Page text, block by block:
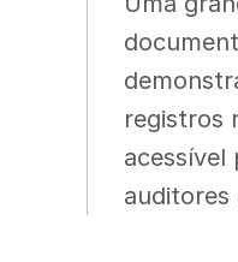
registros
acessível
auditores